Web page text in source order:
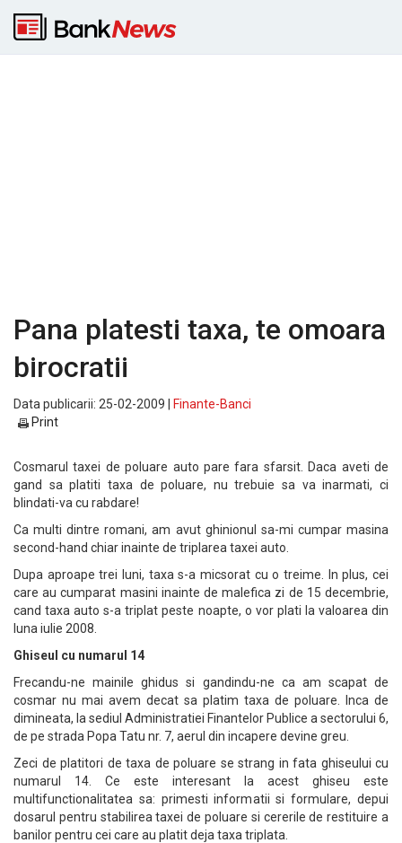
Pana platesti taxa, te omoara
birocratii
Data publicarii: 25-02-2009 |
Finante-Banci
Print
Cosmarul taxei de poluare auto pare fara sfarsit. Daca aveti de
gand sa platiti taxa de poluare, nu trebuie sa va inarmati, ci
blindati-va cu rabdare!
Ca multi dintre romani, am avut ghinionul sa-mi cumpar masina
second-hand chiar inainte de triplarea taxei auto.
Dupa aproape trei luni, taxa s-a micsorat cu o treime. In plus, cei
care au cumparat masini inainte de malefica zi de 15 decembrie,
cand taxa auto s-a triplat peste noapte, o vor plati la valoarea din
luna iulie 2008.
Ghiseul cu numarul 14
Frecandu-ne mainile ghidus si gandindu-ne ca am scapat de
cosmar nu mai avem decat sa platim taxa de poluare. Inca de
dimineata, la sediul Administratiei Finantelor Publice a sectorului 6,
de pe strada Popa Tatu nr. 7, aerul din incapere devine greu.
Zeci de platitori de taxa de poluare se strang in fata ghiseului cu
numarul 14. Ce este interesant la acest ghiseu este
multifunctionalitatea sa: primesti informatii si formulare, depui
dosarul pentru stabilirea taxei de poluare si cererile de restituire a
banilor pentru cei care au platit deja taxa triplata.